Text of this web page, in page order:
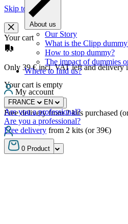
Skip to content
Your cart
Only 39 € incl. VAT left and delivery
Your cart is empty
Continue shopping
Free delivery from 2 kits purchased
Free delivery from 2 kits (or 39€)
FRANCE EN
About us
Our Story
What is the Clipp
How to stop dummy?
The impact of dummies
Where to find us?
My account
FRANCE EN
Are you a professional?
Are you a professional?
0 Product